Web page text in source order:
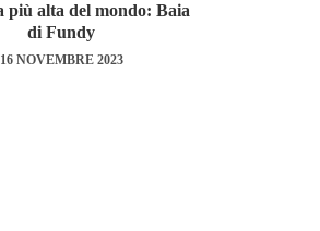
più alta del mondo: Baia
di Fundy
16 NOVEMBRE 2023